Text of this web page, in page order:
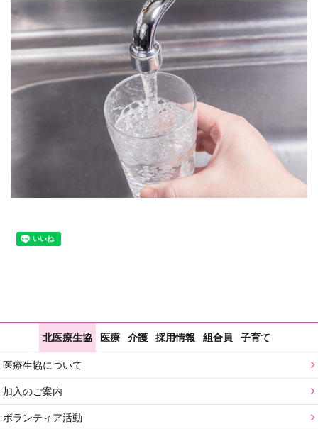
北医療生協 医療 介護 採用情報 組合員 子育て
医療生協について
加入のご案内
ボランティア活動